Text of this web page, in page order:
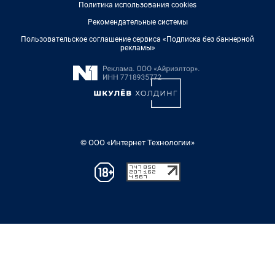
Политика использования cookies
Рекомендательные системы
Пользовательское соглашение сервиса «Подписка без баннерной
рекламы»
© ООО «Интернет Технологии»